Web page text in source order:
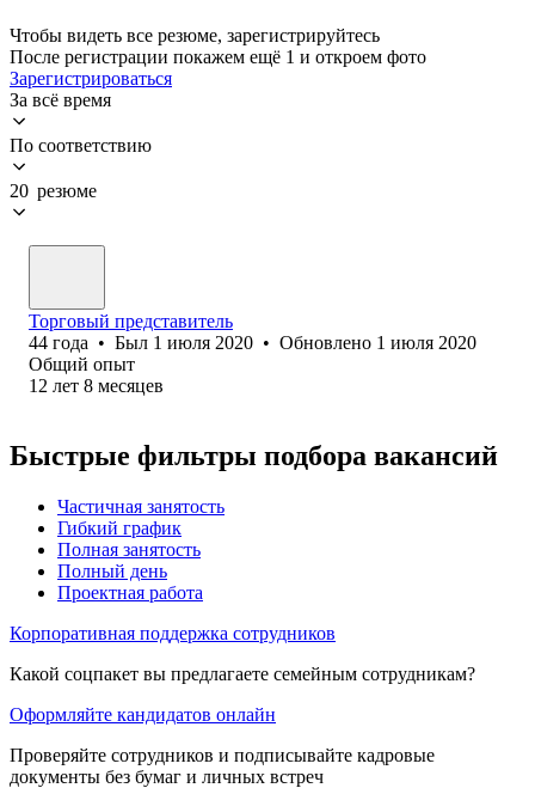
Чтобы видеть все резюме, зарегистрируйтесь
После регистрации покажем ещё 1 и откроем фото
Зарегистрироваться
За всё время
По соответствию
20 резюме
Торговый представитель
44 года • Был 1 июля 2020 • Обновлено 1 июля 2020
Общий опыт
12 лет 8 месяцев
Быстрые фильтры подбора вакансий
Частичная занятость
Гибкий график
Полная занятость
Полный день
Проектная работа
Корпоративная поддержка сотрудников
Какой соцпакет вы предлагаете семейным сотрудникам?
Оформляйте кандидатов онлайн
Проверяйте сотрудников и подписывайте кадровые
документы без бумаг и личных встреч